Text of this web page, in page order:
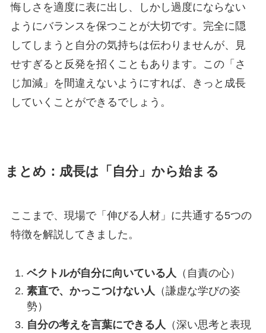
悔しさを適度に表に出し、しかし過度にならない
ようにバランスを保つことが大切です。完全に隠
してしまうと自分の気持ちは伝わりませんが、見
せすぎると反発を招くこともあります。この「さ
じ加減」を間違えないようにすれば、きっと成長
していくことができるでしょう。
まとめ：成長は「自分」から始まる
ここまで、現場で「伸びる人材」に共通する5つの
特徴を解説してきました。
ベクトルが自分に向いている人
（自責の心）
素直で、かっこつけない人 （謙虚な学びの姿
勢）
自分の考えを言葉にできる人
（深い思考と表現